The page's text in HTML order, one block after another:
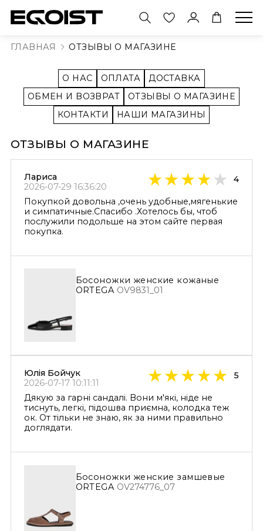
ОБУВЬ
тапочки
ОДЕЖДА
костюмы
АКСЕССУАРЫ
УКРАШЕНИЯ
ГЛАВНАЯ ОТЗЫВЫ О МАГАЗИНЕ
О НАС ОПЛАТА
ДОСТАВКА
ОБМЕН И ВОЗВРАТ
ОТЗЫВЫ О МАГАЗИНЕ
КОНТАКТИ
НАШИ МАГАЗИНЫ
ОТЗЫВЫ О МАГАЗИНЕ
Лариса
2026-07-29 16:36:20
4
Покупкой довольна ,очень удобные,мягенькие
и симпатичные.Спасибо .Хотелось бы, чтоб
послужили подольше на этом сайте первая
покупка.
Босоножки женские кожаные
ORTEGA OV9831_01
Юлія Бойчук
2026-07-17 10:11:11
5
Дякую за гарні сандалі. Вони м'які, ніде не
тиснуть, легкі, підошва приємна, колодка теж
ок. От тільки не знаю, як за ними правильно
доглядати.
Босоножки женские замшевые
ORTEGA OV274776_07